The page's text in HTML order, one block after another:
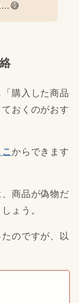
…😅
購入した商品
おくのがおす
こ からできます
商品が偽物だ
ょう。
のですが、以